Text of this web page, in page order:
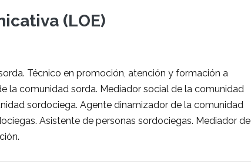
(LOE)
Técnico en promoción, atención y formación a
la comunidad sorda. Mediador social de la comunidad
sordociega. Agente dinamizador de la comunidad
Asistente de personas sordociegas. Mediador de